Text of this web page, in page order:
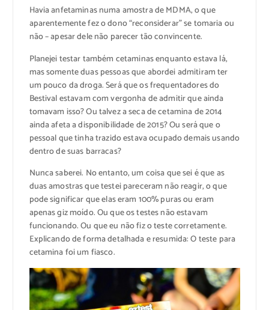
Havia anfetaminas numa amostra de MDMA, o que
aparentemente fez o dono “reconsiderar” se tomaria ou
não – apesar dele não parecer tão convincente.
Planejei testar também cetaminas enquanto estava lá,
mas somente duas pessoas que abordei admitiram ter
um pouco da droga. Será que os frequentadores do
Bestival estavam com vergonha de admitir que ainda
tomavam isso? Ou talvez a seca de cetamina de 2014
ainda afeta a disponibilidade de 2015? Ou será que o
pessoal que tinha trazido estava ocupado demais usando
dentro de suas barracas?
Nunca saberei. No entanto, um coisa que sei é que as
duas amostras que testei pareceram não reagir, o que
pode significar que elas eram 100% puras ou eram
apenas giz moído. Ou que os testes não estavam
funcionando. Ou que eu não fiz o teste corretamente.
Explicando de forma detalhada e resumida: O teste para
cetamina foi um fiasco.